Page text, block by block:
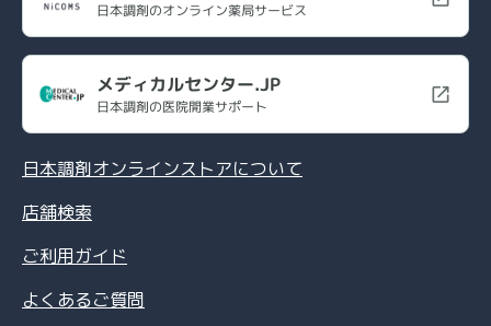
日本調剤のオンライン薬局サービス
メディカルセンター.JP
日本調剤の医院開業サポート
日本調剤オンラインストアについて
店舗検索
ご利用ガイド
よくあるご質問